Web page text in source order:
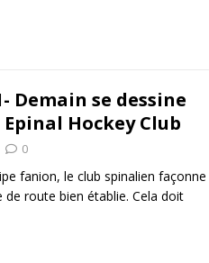
Demain se dessine
Hockey Club
0
fanion, le club spinalien façonne
route bien établie. Cela doit